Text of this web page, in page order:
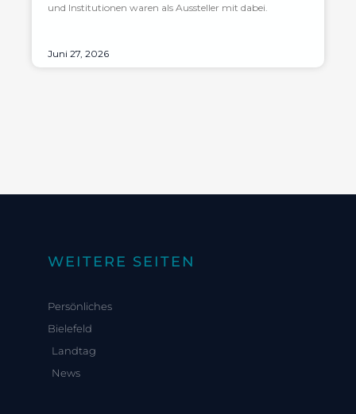
und Institutionen waren als Aussteller mit dabei.
Juni 27, 2026
WEITERE SEITEN
Persönliches
Bielefeld
Landtag
News